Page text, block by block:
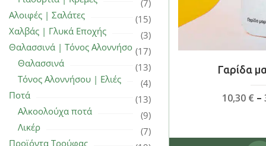
(7)
Αλοιφές | Σαλάτες
(15)
Χαλβάς | Γλυκά Εποχής
(3)
Θαλασσινά | Τόνος Αλοννήσου(17)
Θαλασσινά
(13)
Τόνος Αλοννήσου | Ελιές
(4)
Ποτά
(13)
Αλκοολούχα ποτά
(9)
Λικέρ
(7)
Προϊόντα Τρούφας
Γαρίδα
10,30 € –